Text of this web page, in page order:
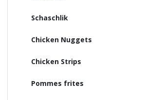
Schaschlik
Chicken Nuggets
Chicken Strips
Pommes frites